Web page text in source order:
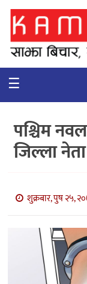
गृहपृष्ठ
समाचार
कुटनिती
कुराकानी
बाणिज्य
भिडियो
सिफारिस
☰
पश्चिम
जिल्ला
शुक्रबार, पुष २५,